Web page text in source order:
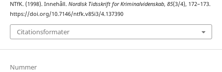
NTfK. (1998). Innehåll. Nordisk Tidsskrift for Kriminalvidenskab, 85(3/4), 172–173.
https://doi.org/10.7146/ntfk.v85i3/4.137390
Citationsformater
Nummer